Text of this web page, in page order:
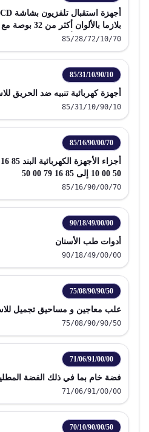
بلازما
تسجيل صوت أو فيديو
85/28/72/10/70
85/31/10/90/10
أجهزة كهربائية تنبيه ضد الحريق
85/31/10/90/10
85/16/90/00/70
50 00 10 إلى 85 16 79 00 50
85/16/90/00/70
90/18/49/00/00
أدوات طب الأسنان
90/18/49/00/00
75/08/90/90/50
علب معاجين و مساحيق تجميل
75/08/90/90/50
71/06/91/00/00
فضة خام بما في ذلك الفضة
71/06/91/00/00
70/10/90/00/50